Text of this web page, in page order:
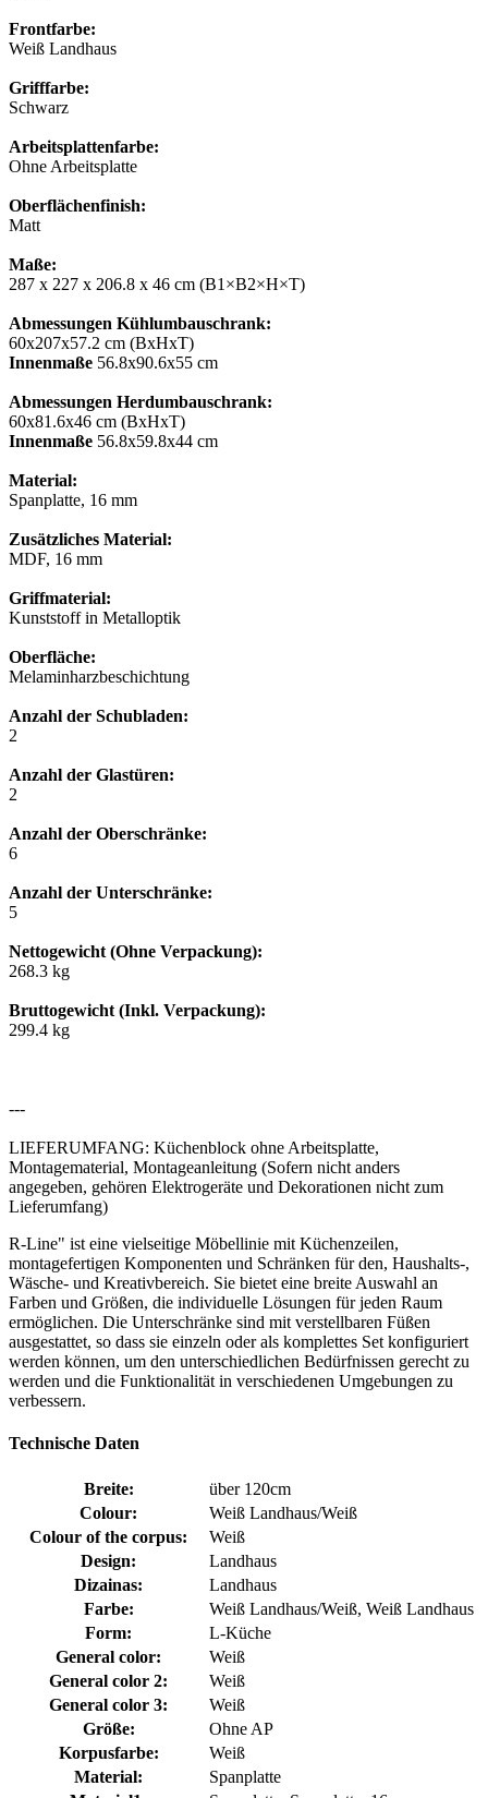
Frontfarbe:
Weiß Landhaus
Grifffarbe:
Schwarz
Arbeitsplattenfarbe:
Ohne Arbeitsplatte
Oberflächenfinish:
Matt
Maße:
287 x 227 x 206.8 x 46 cm (B1×B2×H×T)
Abmessungen Kühlumbauschrank:
60x207x57.2 cm (BxHxT)
Innenmaße 56.8x90.6x55 cm
Abmessungen Herdumbauschrank:
60x81.6x46 cm (BxHxT)
Innenmaße 56.8x59.8x44 сm
Material:
Spanplatte, 16 mm
Zusätzliches Material:
MDF, 16 mm
Griffmaterial:
Kunststoff in Metalloptik
Oberfläche:
Melaminharzbeschichtung
Anzahl der Schubladen:
2
Anzahl der Glastüren:
2
Anzahl der Oberschränke:
6
Anzahl der Unterschränke:
5
Nettogewicht (Ohne Verpackung):
268.3 kg
Bruttogewicht (Inkl. Verpackung):
299.4 kg
---
LIEFERUMFANG: Küchenblock ohne Arbeitsplatte,
Montagematerial, Montageanleitung (Sofern nicht anders
angegeben, gehören Elektrogeräte und Dekorationen nicht zum
Lieferumfang)
R-Line" ist eine vielseitige Möbellinie mit Küchenzeilen,
montagefertigen Komponenten und Schränken für den, Haushalts-,
Wäsche- und Kreativbereich. Sie bietet eine breite Auswahl an
Farben und Größen, die individuelle Lösungen für jeden Raum
ermöglichen. Die Unterschränke sind mit verstellbaren Füßen
ausgestattet, so dass sie einzeln oder als komplettes Set konfiguriert
werden können, um den unterschiedlichen Bedürfnissen gerecht zu
werden und die Funktionalität in verschiedenen Umgebungen zu
verbessern.
Technische Daten
Breite:
über 120cm
Colour:
Weiß Landhaus/Weiß
Colour of the corpus:
Weiß
Design:
Landhaus
Dizainas:
Landhaus
Farbe:
Weiß Landhaus/Weiß, Weiß Landhaus
Form:
L-Küche
General color:
Weiß
General color 2:
Weiß
General color 3:
Weiß
Größe:
Ohne AP
Korpusfarbe:
Weiß
Material:
Spanplatte